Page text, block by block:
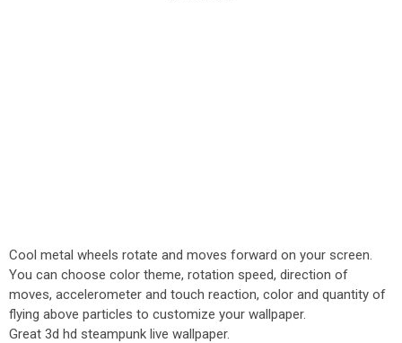
Cool metal wheels rotate and moves forward on your screen.
You can choose color theme, rotation speed, direction of
moves, accelerometer and touch reaction, color and quantity of
flying above particles to customize your wallpaper.
Great 3d hd steampunk live wallpaper.